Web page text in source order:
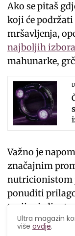
Ako se pitaš
koji će
mršavljenja,
najboljih izbora
mahunarke,
Važno je
značajnim
nutricionistom
ponuditi
tvojim
ciljevima,
Ultra magazin
višeovdje.